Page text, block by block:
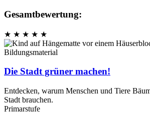
Gesamtbewertung:
★ ★ ★ ★ ★
Bildungsmaterial
Die Stadt grüner machen!
Entdecken, warum Menschen und Tiere
Stadt brauchen.
Primarstufe